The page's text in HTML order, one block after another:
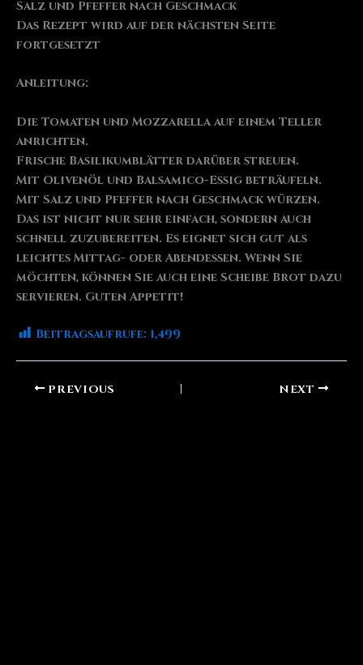
Salz und Pfeffer nach Geschmack
Das Rezept wird auf der nächsten Seite
fortgesetzt
Anleitung:
Die Tomaten und Mozzarella auf einem Teller
anrichten.
Frische Basilikumblätter darüber streuen.
Mit Olivenöl und Balsamico-Essig beträufeln.
Mit Salz und Pfeffer nach Geschmack würzen.
Das ist nicht nur sehr einfach, sondern auch
schnell zuzubereiten. Es eignet sich gut als
leichtes Mittag- oder Abendessen. Wenn Sie
möchten, können Sie auch eine Scheibe Brot dazu
servieren. Guten Appetit!
Beitragsaufrufe: 1,499
PREVIOUS NEXT